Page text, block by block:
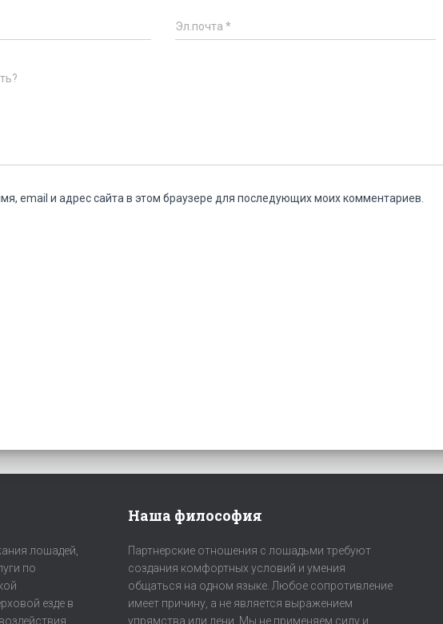
Эл.почта*
email и адрес сайта в этом браузере для последующих моих комментариев.
лошадей,
по
езде в
Наша философия
Партнерские отношения с лошадьми требуют
создания комфортных условий и умения
общаться на одном языке. Любое сопротивление
имеет причину, а не является выражением
упрямства или лени. Мы не применяем силу и